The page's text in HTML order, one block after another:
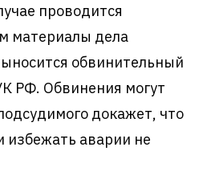
проводится
материалы дела
обвинительный
РФ. Обвинения могут
докажет, что
аварии не